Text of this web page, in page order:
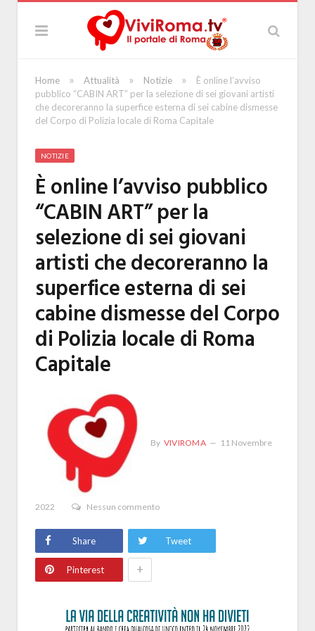
Home » Attualità » Notizie »
È online l’avviso
pubblico “CABIN ART” per la selezione di sei giovani artisti
che decoreranno la superfice esterna di sei cabine dismesse
del Corpo di Polizia locale di Roma Capitale
NOTIZIE
È online l’avviso pubblico
“CABIN ART” per la
selezione di sei giovani
artisti che decoreranno la
superfice esterna di sei
cabine dismesse del Corpo
di Polizia locale di Roma
Capitale
By VIVIROMA 11 Novembre
2022 Nessun commento
Share Tweet
Pinterest +